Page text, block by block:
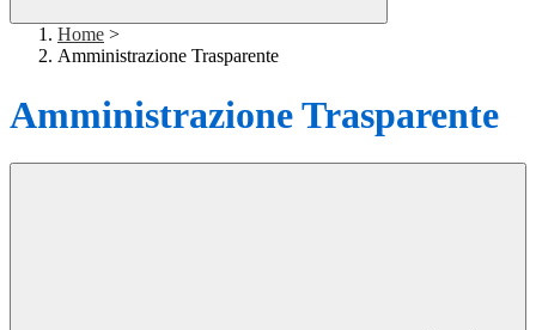
Home >
Amministrazione Trasparente
Amministrazione Trasparente